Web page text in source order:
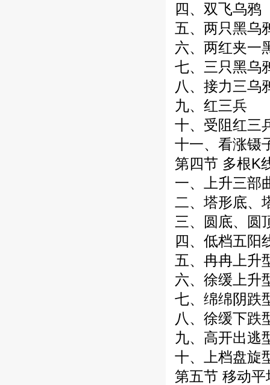
四、双飞乌鸦
五、两只黑乌
六、两红夹一
七、三只黑乌
八、接力三乌
九、红三兵
十、受阻红三
十一、看涨镊
第四节 多根K
一、上升三部
二、塔形底、
三、圆底、圆
四、低档五阳
五、冉冉上升
六、徐缓上升
七、绵绵阴跌
八、徐缓下跌
九、高开出逃
十、上档盘旋
第五节 移动平